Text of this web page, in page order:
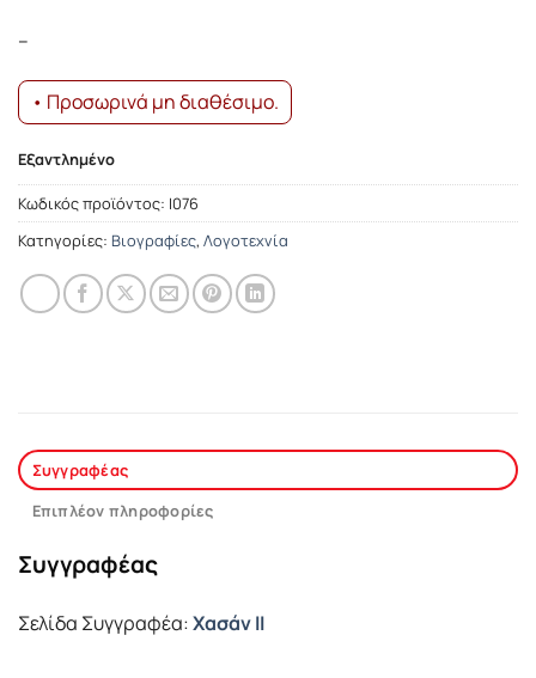
–
• Προσωρινά μη διαθέσιμο.
Εξαντλημένο
Κωδικός προϊόντος: Ι076
Κατηγορίες: Βιογραφίες, Λογοτεχνία
Συγγραφέας
Επιπλέον πληροφορίες
Συγγραφέας
Σελίδα Συγγραφέα:Χασάν ΙΙ